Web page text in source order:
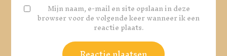
Mijn naam, e-mail en site opslaan in deze
browser voor de volgende keer wanneer ik een
reactie plaats.